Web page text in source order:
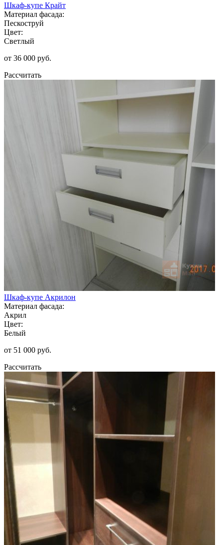
Шкаф-купе Крайт
Материал фасада:
Пескоструй
Цвет:
Светлый
от 36 000 руб.
Рассчитать
Шкаф-купе Акрилон
Материал фасада:
Акрил
Цвет:
Белый
от 51 000 руб.
Рассчитать